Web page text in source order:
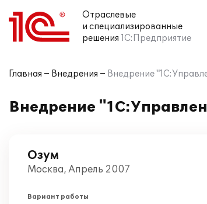
Отраслевые
и специализированные
решения 1С:Предприятие
Главная Внедрения Внедрение
Внедрение
Озум
Москва, Апрель 2007
Вариант работы